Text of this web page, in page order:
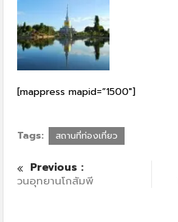
[mappress mapid=”1500″]
Tags: สถานที่ท่องเที่ยว
Previous :
วนอุทยานโกสัมพี